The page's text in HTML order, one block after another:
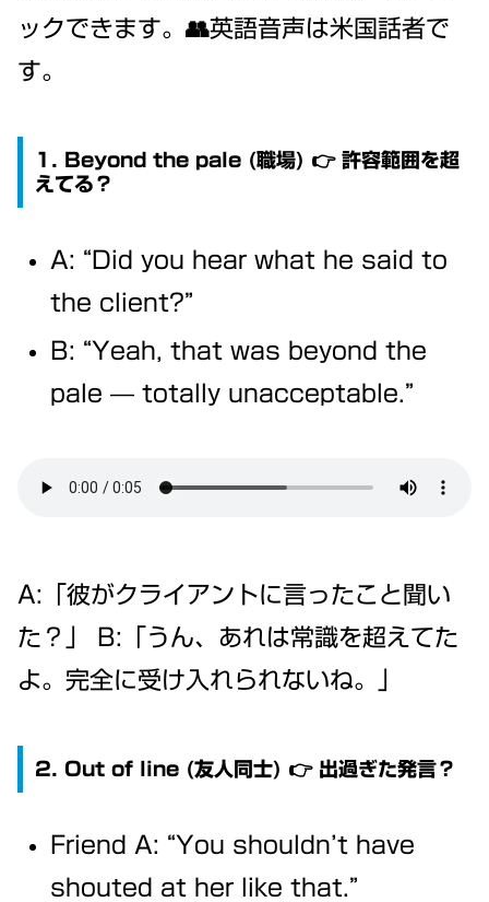
ックできます。👥英語音声は米国話者で
す。
1. Beyond the pale (職場) 👉 許容範囲を超
えてる？
A: “Did you hear what he said to
the client?”
B: “Yeah, that was beyond the
pale — totally unacceptable.”
A:「彼がクライアントに言ったこと聞い
た？」 B:「うん、あれは常識を超えてた
よ。完全に受け入れられないね。」
2. Out of line (友人同士) 👉 出過ぎた発言？
Friend A: “You shouldn’t have
shouted at her like that.”